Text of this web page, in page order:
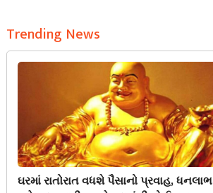
Trending News
ઘરમાં રાતોરાત વધશે પૈસાનો પ્રવાહ, ધનલાભ